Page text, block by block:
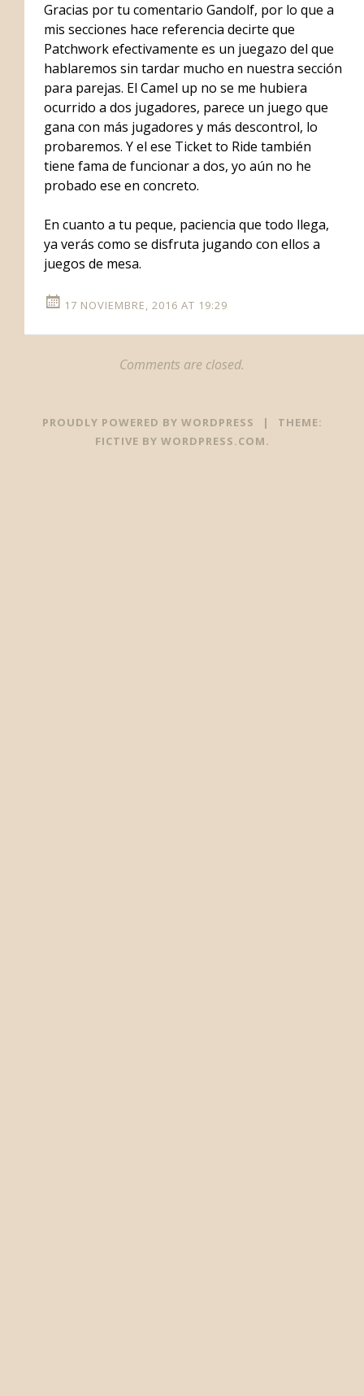
Gracias por tu comentario Gandolf, por lo que a
mis secciones hace referencia decirte que
Patchwork efectivamente es un juegazo del que
hablaremos sin tardar mucho en nuestra sección
para parejas. El Camel up no se me hubiera
ocurrido a dos jugadores, parece un juego que
gana con más jugadores y más descontrol, lo
probaremos. Y el ese Ticket to Ride también
tiene fama de funcionar a dos, yo aún no he
probado ese en concreto.
En cuanto a tu peque, paciencia que todo llega,
ya verás como se disfruta jugando con ellos a
juegos de mesa.
17 NOVIEMBRE, 2016 AT 19:29
Comments are closed.
PROUDLY POWERED BY WORDPRESS |
THEME:
FICTIVE BY WORDPRESS.COM.